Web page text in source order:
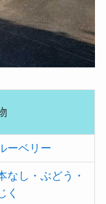
ーベリー
なし・ぶどう・
く